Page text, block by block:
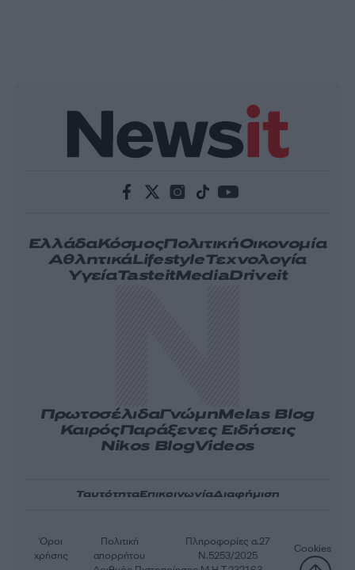
ΕλλάδαΚόσμοςΠολιτικήΟικονομία
ΑθλητικάLifestyleΤεχνολογία
ΥγείαTasteitMediaDriveit
ΠρωτοσέλιδαΓνώμηMelas Blog
ΚαιρόςΠαράξενες Ειδήσεις
Nikos BlogVideos
ΤαυτότηταΕπικοινωνίαΔιαφήμιση
Όροι
χρήσης
Πολιτική
απορρήτου
Πληροφορίες α.27
Ν.5253/2025
Cookies